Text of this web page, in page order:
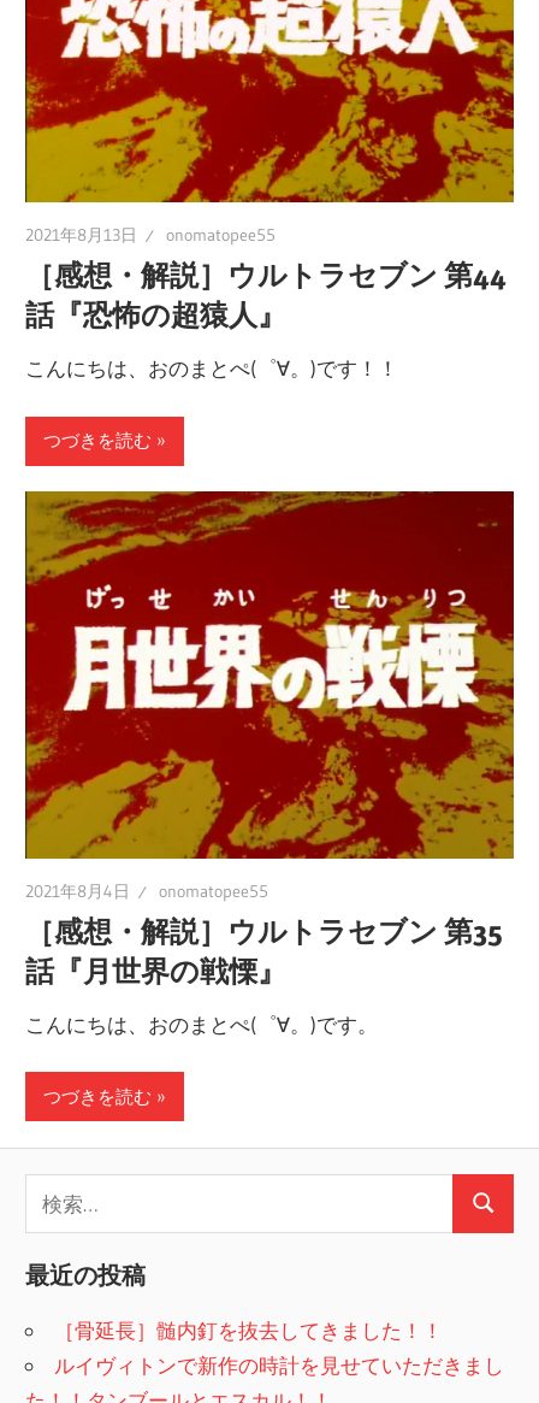
2021年8月13日 onomatopee55
［感想・解説］ウルトラセブン 第44
話『恐怖の超猿人』
こんにちは、おのまとぺ(゜∀。)です！！
つづきを読む
2021年8月4日 onomatopee55
［感想・解説］ウルトラセブン 第35
話『月世界の戦慄』
こんにちは、おのまとぺ(゜∀。)です。
つづきを読む
検
最近の投稿
［骨延長］髄内釘を抜去してきました！！
ルイヴィトンで新作の時計を見せていただきまし